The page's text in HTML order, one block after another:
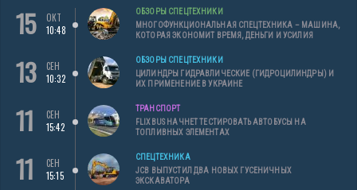
15
ОКТ
10:48
ОБЗОРЫ СПЕЦТЕХНИКИ
МНОГОФУНКЦИОНАЛЬНАЯ СПЕЦТЕХНИКА – МАШИНА,
КОТОРАЯ ЭКОНОМИТ ВРЕМЯ, ДЕНЬГИ И УСИЛИЯ
13
СЕН
10:32
ОБЗОРЫ СПЕЦТЕХНИКИ
ЦИЛИНДРЫ ГИДРАВЛИЧЕСКИЕ (ГИДРОЦИЛИНДРЫ) И
ИХ ПРИМЕНЕНИЕ В УКРАИНЕ
11
СЕН
15:42
ТРАНСПОРТ
FLIXBUS НАЧНЕТ ТЕСТИРОВАТЬ АВТОБУСЫ НА
ТОПЛИВНЫХ ЭЛЕМЕНТАХ
11
СЕН
15:15
СПЕЦТЕХНИКА
JCB ВЫПУСТИЛ ДВА НОВЫХ ГУСЕНИЧНЫХ
ЭКСКАВАТОРА